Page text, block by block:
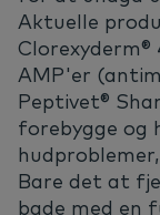
Aktuelle
Clorexyderm®
AMP'er
Peptivet®
forebygge og
Bare det at
bade med en